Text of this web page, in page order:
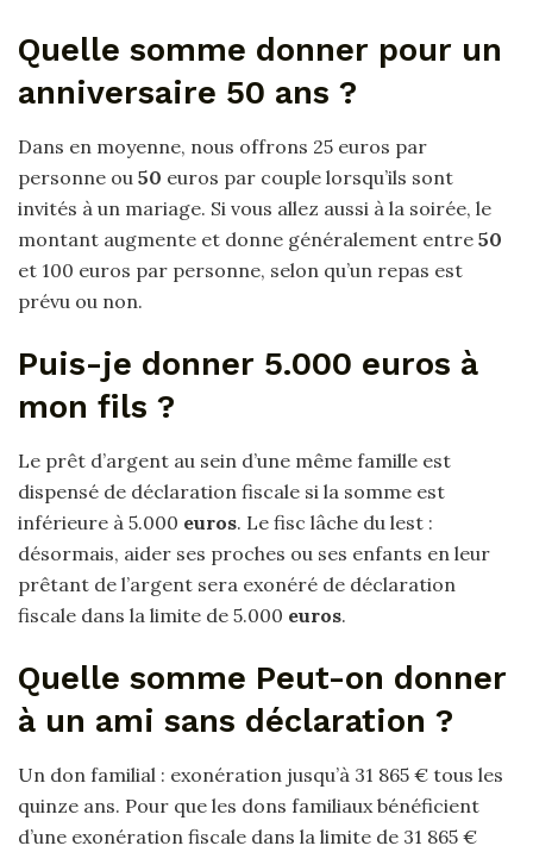
Quelle somme donner pour un
anniversaire 50 ans ?
Dans en moyenne, nous offrons 25 euros par
personne ou 50 euros par couple lorsqu’ils sont
invités à un mariage. Si vous allez aussi à la soirée, le
montant augmente et donne généralement entre 50
et 100 euros par personne, selon qu’un repas est
prévu ou non.
Puis-je donner 5.000 euros à
mon fils ?
Le prêt d’argent au sein d’une même famille est
dispensé de déclaration fiscale si la somme est
inférieure à 5.000 euros. Le fisc lâche du lest :
désormais, aider ses proches ou ses enfants en leur
prêtant de l’argent sera exonéré de déclaration
fiscale dans la limite de 5.000 euros.
Quelle somme Peut-on donner
à un ami sans déclaration ?
Un don familial : exonération jusqu’à 31 865 € tous les
quinze ans. Pour que les dons familiaux bénéficient
d’une exonération fiscale dans la limite de 31 865 €